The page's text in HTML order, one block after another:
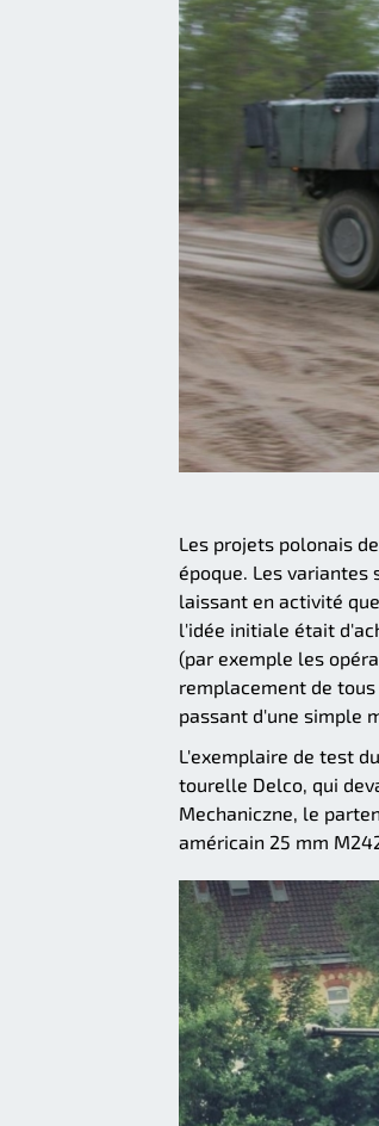
Les projets polonais
époque. Les variantes
laissant en activité
l'idée initiale était
(par exemple les
remplacement de
passant d'une simple
L'exemplaire de test
tourelle Delco, qui
Mechaniczne, le
américain 25 mm